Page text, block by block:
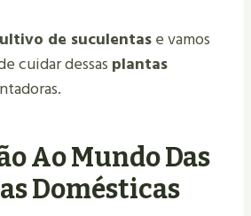
de suculentase vamos
cuidar dessas plantas
Ao Mundo Das
Domésticas